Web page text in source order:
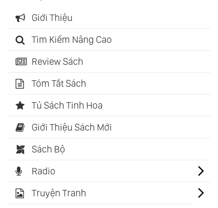
Giới Thiệu
Tìm Kiếm Nâng Cao
Review Sách
Tóm Tắt Sách
Tủ Sách Tinh Hoa
Giới Thiệu Sách Mới
Sách Bộ
Radio
Truyện Tranh